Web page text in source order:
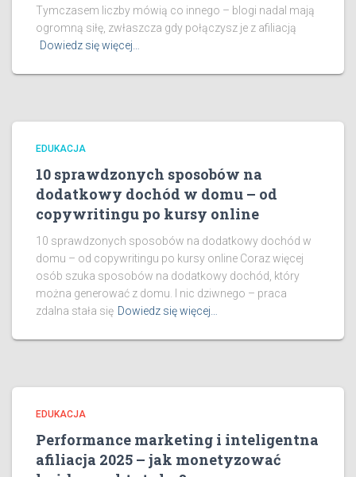
Tymczasem liczby mówią co innego – blogi nadal mają
ogromną siłę, zwłaszcza gdy połączysz je z afiliacją
Dowiedz się więcej…
EDUKACJA
10 sprawdzonych sposobów na
dodatkowy dochód w domu – od
copywritingu po kursy online
10 sprawdzonych sposobów na dodatkowy dochód w
domu – od copywritingu po kursy online Coraz więcej
osób szuka sposobów na dodatkowy dochód, który
można generować z domu. I nic dziwnego – praca
zdalna stała się Dowiedz się więcej…
EDUKACJA
Performance marketing i inteligentna
afiliacja 2025 – jak monetyzować